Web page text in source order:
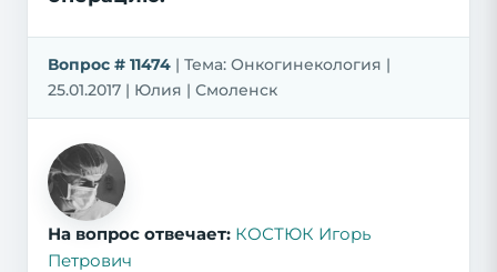
Вопрос # 11474 | Тема: Онкогинекология |
25.01.2017 | Юлия | Смоленск
На вопрос отвечает: КОСТЮК Игорь
Петрович